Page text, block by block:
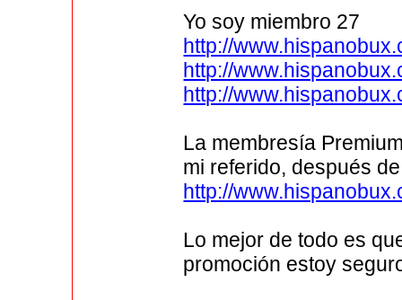
Yo soy miembro 27
http://
http://
http://
La membresía
mi referido, después
http://
Lo mejor de todo es
promoción estoy